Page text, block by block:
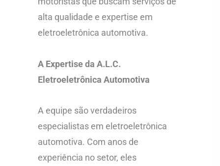
alta qualidade e expertise em
eletroeletrônica automotiva.
A Expertise da A.L.C.
Eletroeletrônica Automotiva
A equipe são verdadeiros
especialistas em eletroeletrônica
automotiva. Com anos de
experiência no setor, eles